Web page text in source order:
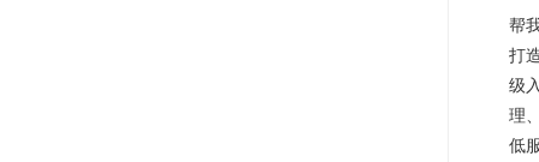
帮
打
级
理
低